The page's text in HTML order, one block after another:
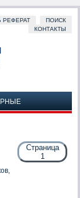
РЕФЕРАТ
ПОИСК
КОНТАКТЫ
Страница
1